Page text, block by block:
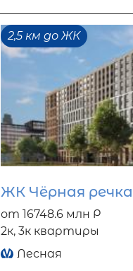
2,5 км до ЖК
ЖК Чёрная речка
от 16748.6 млн Р
2к, 3к квартиры
Лесная